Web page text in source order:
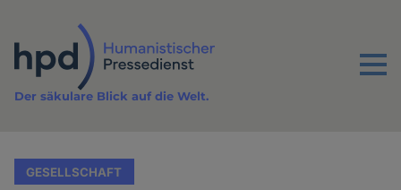
Inhalt
Menu
Der säkulare Blick auf die Welt.
GESELLSCHAFT